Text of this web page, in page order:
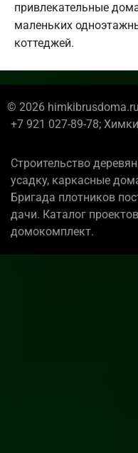
привлекательные
маленьких
коттеджей.
© 2026 himkibrusdoma.ru
+7 921 027-89-78;
Строительство
усадку, каркасные
Бригада плотников
дачи. Каталог
домокомплект.